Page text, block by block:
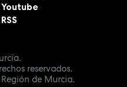
reservados.
de Murcia.
Youtube
RSS